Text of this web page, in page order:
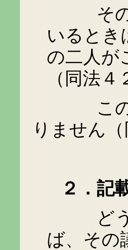
その場合
いるとき
の二人が
（同法
この議事
りません
２．記載
どういう
ば、その